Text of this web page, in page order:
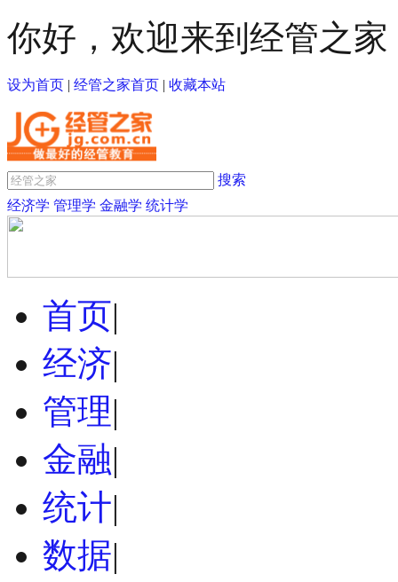
你好，欢迎来到经管之家
设为首页 | 经管之家首页 | 收藏本站
搜索
经济学 管理学 金融学 统计学
首页|
经济|
管理|
金融|
统计|
数据|